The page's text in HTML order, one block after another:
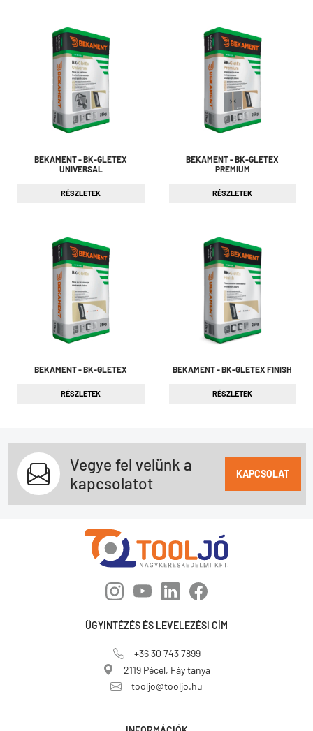
BEKAMENT - BK-GLETEX
UNIVERSAL
RÉSZLETEK
BEKAMENT - BK-GLETEX
PREMIUM
RÉSZLETEK
BEKAMENT - BK-GLETEX
RÉSZLETEK
BEKAMENT - BK-GLETEX FINISH
RÉSZLETEK
Vegye fel velünk a
kapcsolatot
KAPCSOLAT
ÜGYINTÉZÉS ÉS LEVELEZÉSI CÍM
+36 30 743 7899
2119 Pécel, Fáy tanya
tooljo@tooljo.hu